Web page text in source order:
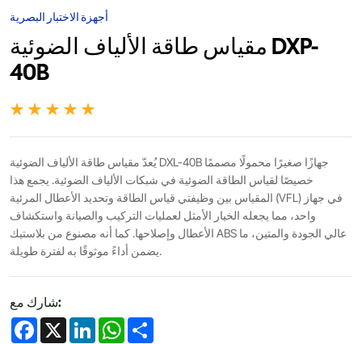
أجهزة الاختبار البصرية
مقياس طاقة الألياف الضوئية DXP-
40B
يُعدّ مقياس طاقة الألياف الضوئية DXL-40B جهازًا صغيرًا محمولًا مصممًا
خصيصًا لقياس الطاقة الضوئية في شبكات الألياف الضوئية. يجمع هذا
المقياس بين وظيفتي قياس الطاقة وتحديد الأعطال المرئية (VFL) في جهاز
واحد، مما يجعله الخيار الأمثل لعمليات التركيب والصيانة واستكشاف
الأعطال وإصلاحها. كما أنه مصنوع من بلاستيك ABS عالي الجودة والمتين، ما
يضمن أداءً موثوقًا به لفترة طويلة.
شارك مع:
Facebook
X LinkedInWhatsApp